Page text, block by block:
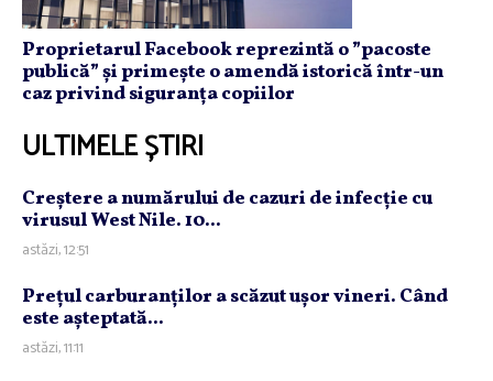
Proprietarul Facebook reprezintă o ”pacoste
publică” și primește o amendă istorică într-un
caz privind siguranța copiilor
ULTIMELE ȘTIRI
Creştere a numărului de cazuri de infecţie cu
virusul West Nile. 10...
astăzi, 12:51
Preţul carburanţilor a scăzut uşor vineri. Când
este aşteptată...
astăzi, 11:11